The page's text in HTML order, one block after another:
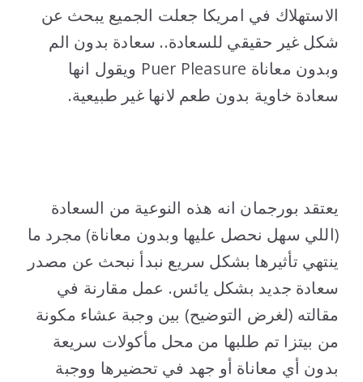
الاستهلاك في امريكا جعلت الجميع يبحث عن
شكل غير حقيقي للسعادة.. سعادة بدون الم
وبدون معاناة Puer Pleasure ويقول انها
سعادة خاوية بدون طعم لانها غير طبيعية.
يعتقد بورجمان انه هذه النوعية من السعادة
(اللي سهل نحصل عليها وبدون معاناة) مجرد ما
ينتهي تأثيرها بشكل سريع نبدأ نبحث عن مصدر
سعادة جديد بشكل يائس. عمل مقارنة في
مقالته (لغرض التوضيح) بين وجبة عشاء مكونة
من بيتزا تم طلبها من محل مأكولات سريعة
بدون أي معاناة أو جهد في تحضيرها ووجبة